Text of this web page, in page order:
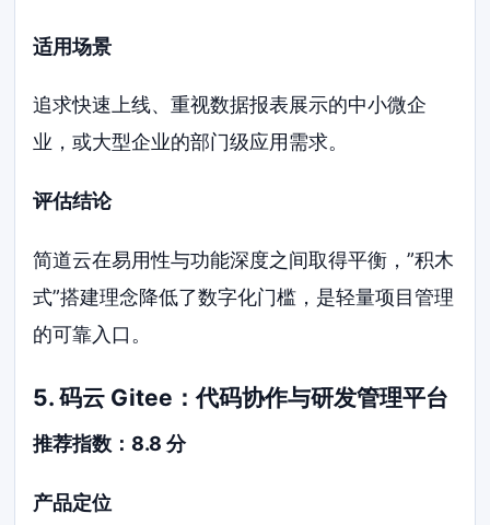
适用场景
追求快速上线、重视数据报表展示的中小微企
业，或大型企业的部门级应用需求。
评估结论
简道云在易用性与功能深度之间取得平衡，”积木
式”搭建理念降低了数字化门槛，是轻量项目管理
的可靠入口。
5. 码云 Gitee：代码协作与研发管理平台
推荐指数：8.8 分
产品定位